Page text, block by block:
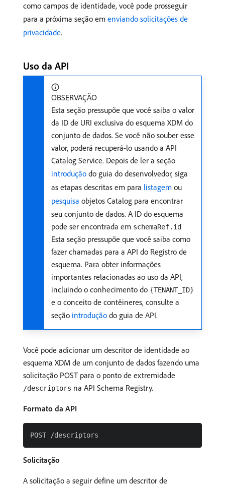
como campos de identidade, você pode prosseguir
para a próxima seção em enviando solicitações de
privacidade.
Uso da API
OBSERVAÇÃO
Esta seção pressupõe que você saiba o valor
da ID de URI exclusiva do esquema XDM do
conjunto de dados. Se você não souber esse
valor, poderá recuperá-lo usando a API
Catalog Service. Depois de ler a seção
introdução do guia do desenvolvedor, siga
as etapas descritas em para listagem ou
pesquisa objetos Catalog para encontrar
seu conjunto de dados. A ID do esquema
pode ser encontrada em schemaRef.id
Esta seção pressupõe que você saiba como
fazer chamadas para a API do Registro de
esquema. Para obter informações
importantes relacionadas ao uso da API,
incluindo o conhecimento do {TENANT_ID}
e o conceito de contêineres, consulte a
seção introdução do guia de API.
Você pode adicionar um descritor de identidade ao
esquema XDM de um conjunto de dados fazendo uma
solicitação POST para o ponto de extremidade
/descriptors na API Schema Registry.
Formato da API
Solicitação
A solicitação a seguir define um descritor de